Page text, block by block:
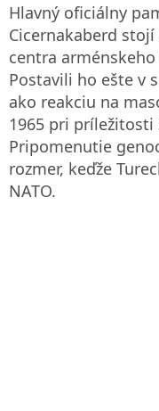
Hlavný oficiálny
Cicernakaberd
centra
Postavili ho ešte v
ako reakciu na
1965 pri príležitosti
Pripomenutie
rozmer, keďže
NATO.